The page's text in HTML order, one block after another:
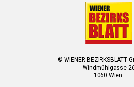
© WIENER BEZIRKSBLATT
Windmühlgasse 26
1060 Wien.